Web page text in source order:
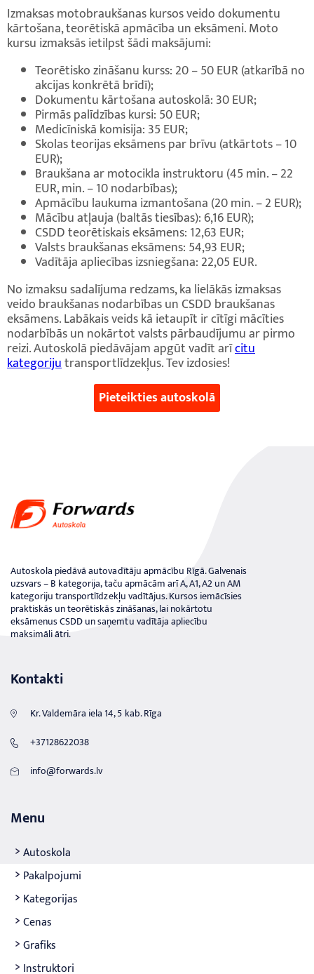
Izmaksas motobraukšanas kursos veido dokumentu
kārtošana, teorētiskā apmācība un eksāmeni. Moto
kursu izmaksās ietilpst šādi maksājumi:
Teorētisko zināšanu kurss: 20 – 50 EUR (atkarībā no
akcijas konkrētā brīdī);
Dokumentu kārtošana autoskolā: 30 EUR;
Pirmās palīdzības kursi: 50 EUR;
Medicīniskā komisija: 35 EUR;
Skolas teorijas eksāmens par brīvu (atkārtots – 10
EUR);
Braukšana ar motocikla instruktoru (45 min. – 22
EUR, min. – 10 nodarbības);
Apmācību laukuma izmantošana (20 min. – 2 EUR);
Mācību atļauja (baltās tiesības): 6,16 EUR);
CSDD teorētiskais eksāmens: 12,63 EUR;
Valsts braukšanas eksāmens: 54,93 EUR;
Vadītāja apliecības izsniegšana: 22,05 EUR.
No izmaksu sadalījuma redzams, ka lielākās izmaksas
veido braukšanas nodarbības un CSDD braukšanas
eksāmens. Labākais veids kā ietaupīt ir cītīgi mācīties
nodarbībās un nokārtot valsts pārbaudījumu ar pirmo
reizi. Autoskolā piedāvājam apgūt vadīt arīcitu
kategorijutransportlīdzekļus. Tev izdosies!
Pieteikties autoskolā
Autoskola piedāvā autovadītāju apmācību Rīgā. Galvenais
uzsvars – B kategorija, taču apmācām arī A, A1, A2 un AM
kategoriju transportlīdzekļu vadītājus. Kursos iemācīsies
praktiskās un teorētiskās zināšanas, lai nokārtotu
eksāmenus CSDD un saņemtu vadītāja apliecību
maksimāli ātri.
Kontakti
Kr. Valdemāra iela 14, 5 kab. Rīga
+37128622038
info@forwards.lv
Menu
Autoskola
Pakalpojumi
Kategorijas
Cenas
Grafiks
Instruktori